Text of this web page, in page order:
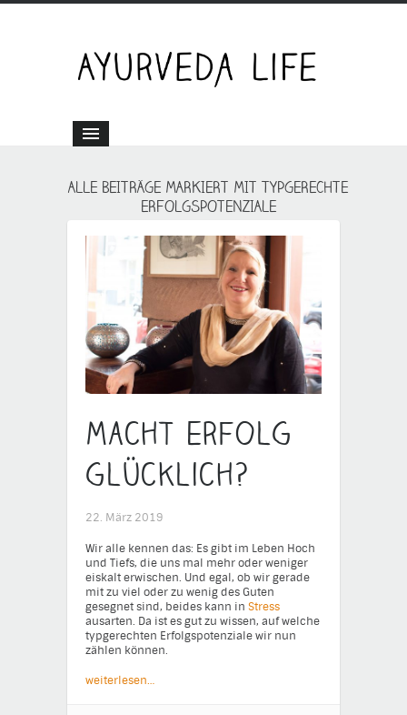
ALLE BEITRÄGE MARKIERT MIT TYPGERECHTE
ERFOLGSPOTENZIALE
Macht Erfolg
glücklich?
22. März 2019
Wir alle kennen das: Es gibt im Leben Hoch
und Tiefs, die uns mal mehr oder weniger
eiskalt erwischen. Und egal, ob wir gerade
mit zu viel oder zu wenig des Guten
gesegnet sind, beides kann in Stress
ausarten. Da ist es gut zu wissen, auf welche
typgerechten Erfolgspotenziale wir nun
zählen können.
weiterlesen…